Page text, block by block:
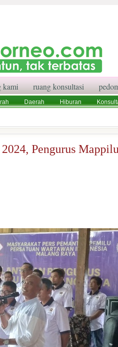
kami ruang konsultasi
Daerah Hiburan
2024, Pengurus